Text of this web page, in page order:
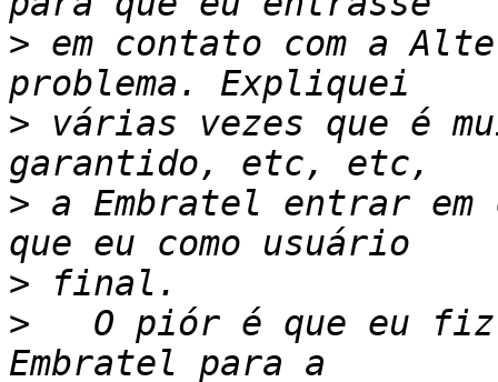
> em contato com a
> várias vezes que é
> a Embratel entrar em
>
>
O piór é que eu